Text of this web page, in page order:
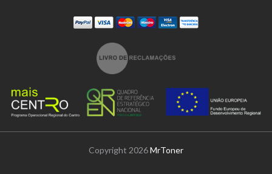
MastercardMaestro
Visa Electron
Transferï¿½ncia
Copyright 2026MrToner